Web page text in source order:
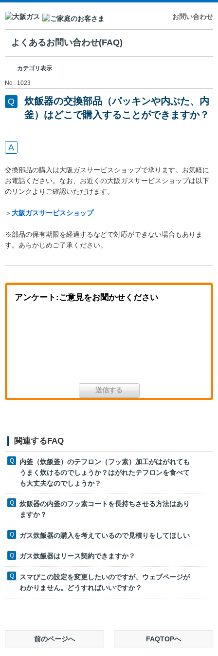
お問い合わせ
よくあるお問い合わせ(FAQ)
カテゴリ表示
No : 1023
炊飯器の交換部品（パッキンや内ぶた、内
釜）はどこで購入することができますか？
交換部品の購入は大阪ガスサービスショップで承ります。お気軽に
お電話ください。なお、お近くの大阪ガスサービスショップは以下
のリンクよりご確認いただけます。
＞大阪ガスサービスショップ
※部品の保有期限を経過するなどで対応ができない場合もありま
す。あらかじめご了承ください。
アンケート:ご意見をお聞かせください
関連するFAQ
内釜（炊飯釜）のテフロン（フッ素）加工がはがれても
うまく炊けるのでしょうか？はがれたテフロンを食べて
も大丈夫なのでしょうか？
炊飯器の内釜のフッ素コートを長持ちさせる方法はあり
ますか？
ガス炊飯器の購入を考えているので見積りをしてほしい
ガス炊飯器はリース契約できますか？
スマぴこの設定を変更したいのですが、ウェブページが
わかりません。どうすればいいですか？
前のページへ FAQTOPへ